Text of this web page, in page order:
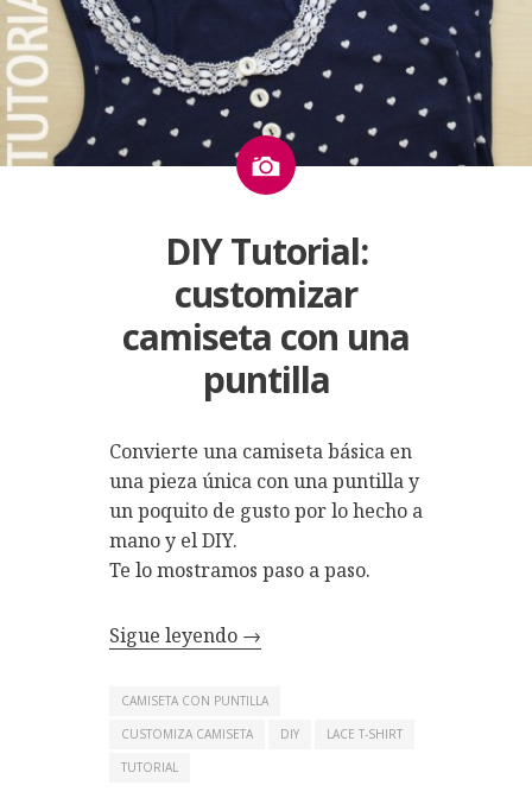
Imagen
DIY Tutorial:
customizar
camiseta con una
puntilla
Convierte una camiseta básica en
una pieza única con una puntilla y
un poquito de gusto por lo hecho a
mano y el DIY.
Te lo mostramos paso a paso.
Sigue leyendo →
CAMISETA CON PUNTILLA
CUSTOMIZA CAMISETA
DIY
LACE T-SHIRT
TUTORIAL